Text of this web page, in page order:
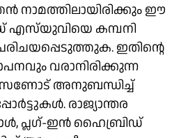
ഈ
എസ്‌യുവിയെ കമ്പനി
ഇതിന്റെ
വരാനിരിക്കുന്ന
അനുബന്ധിച്ച്
രാജ്യാന്തര
പ്ലഗ്-ഇന്‍ ഹൈബ്രിഡ്